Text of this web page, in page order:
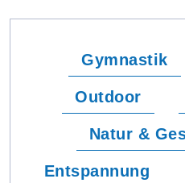
Gymnastik
Outdoor
Natur &
Entspannung